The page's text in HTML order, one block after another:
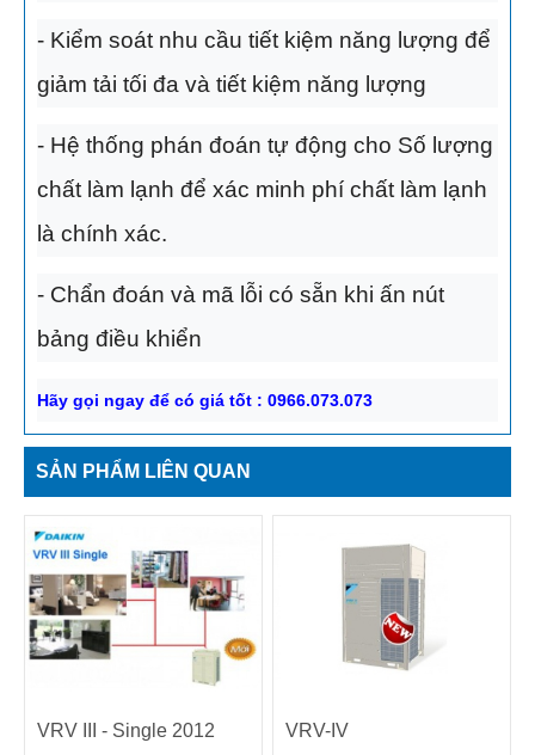
- Kiểm soát nhu cầu tiết kiệm năng lượng để
giảm tải tối đa và tiết kiệm năng lượng
- Hệ thống phán đoán tự động cho Số lượng
chất làm lạnh để xác minh phí chất làm lạnh
là chính xác.
- Chẩn đoán và mã lỗi có sẵn khi ấn nút
bảng điều khiển
Hãy gọi ngay để có giá tốt : 0966.073.073
SẢN PHẨM LIÊN QUAN
VRV III - Single 2012 VRV-IV